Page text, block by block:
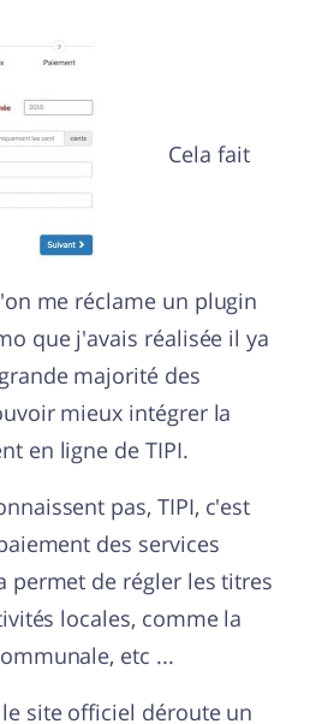
Cela fait
me réclame un plugin
que j'avais réalisée il ya
majorité des
mieux intégrer la
en ligne de TIPI.
pas, TIPI, c'est
des services
permet de régler les titres
locales, comme la
etc ...
site officiel déroute un